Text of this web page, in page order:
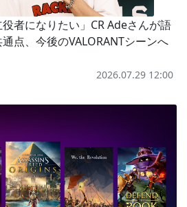
役者になりたい」CR Adeさんが語
点、今後のVALORANTシーンへ
2026.07.29 12:00